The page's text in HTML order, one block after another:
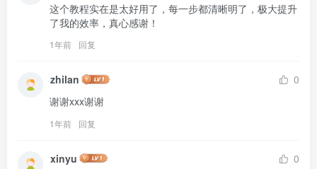
这个教程实在是太好用了，每一步都清晰明了，极大提升
了我的效率，真心感谢！
1年前 回复
zhilan
0
谢谢xxx谢谢
1年前 回复
xinyu
0